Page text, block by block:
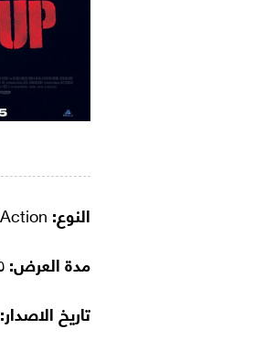
النوع:
مدة العرض:
تاريخ الاصدار: